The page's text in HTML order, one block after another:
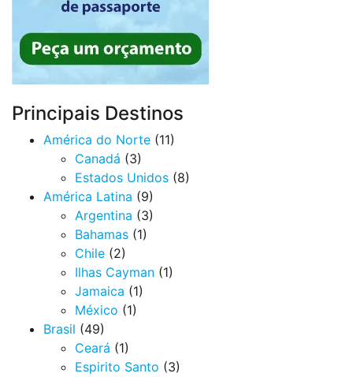
Principais Destinos
América do Norte (11)
Canadá (3)
Estados Unidos (8)
América Latina (9)
Argentina (3)
Bahamas (1)
Chile (2)
Ilhas Cayman (1)
Jamaica (1)
México (1)
Brasil (49)
Ceará (1)
Espirito Santo (3)